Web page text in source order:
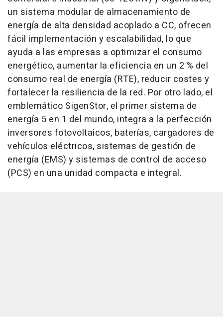
un sistema modular de almacenamiento de
energía de alta densidad acoplado a CC, ofrecen
fácil implementación y escalabilidad, lo que
ayuda a las empresas a optimizar el consumo
energético, aumentar la eficiencia en un 2 % del
consumo real de energía (RTE), reducir costes y
fortalecer la resiliencia de la red. Por otro lado, el
emblemático SigenStor, el primer sistema de
energía 5 en 1 del mundo, integra a la perfección
inversores fotovoltaicos, baterías, cargadores de
vehículos eléctricos, sistemas de gestión de
energía (EMS) y sistemas de control de acceso
(PCS) en una unidad compacta e integral.